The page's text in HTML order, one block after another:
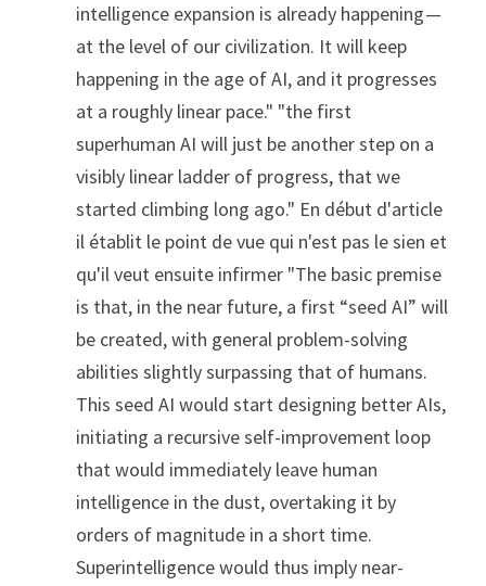
intelligence expansion is already happening —
at the level of our civilization. It will keep
happening in the age of AI, and it progresses
at a roughly linear pace." "the first
superhuman AI will just be another step on a
visibly linear ladder of progress, that we
started climbing long ago." En début d'article
il établit le point de vue qui n'est pas le sien et
qu'il veut ensuite infirmer "The basic premise
is that, in the near future, a first “seed AI” will
be created, with general problem-solving
abilities slightly surpassing that of humans.
This seed AI would start designing better AIs,
initiating a recursive self-improvement loop
that would immediately leave human
intelligence in the dust, overtaking it by
orders of magnitude in a short time.
Superintelligence would thus imply near-